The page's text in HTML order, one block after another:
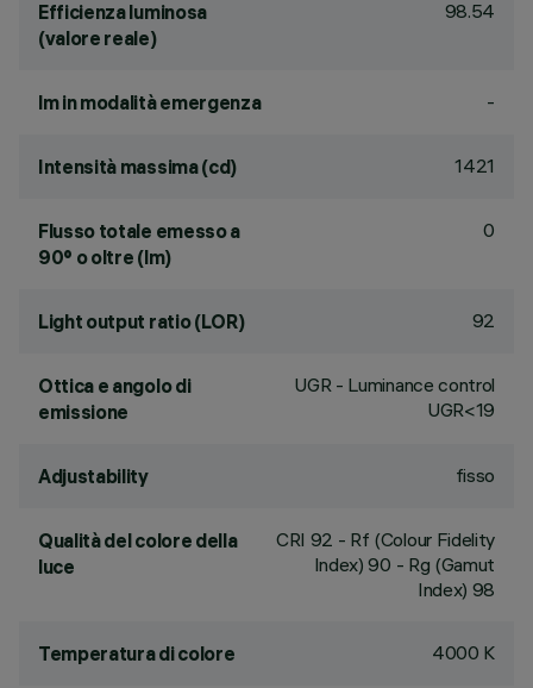
Efficienza luminosa
(valore reale)
98.54
lm in modalità emergenza -
Intensità massima (cd) 1421
Flusso totale emesso a
90° o oltre (lm)
0
Light output ratio (LOR) 92
Ottica e angolo di
emissione
UGR - Luminance control
UGR<19
Adjustability fisso
Qualità del colore della
luce
CRI 92 - Rf (Colour Fidelity
Index) 90 - Rg (Gamut
Index) 98
Temperatura di colore 4000 K